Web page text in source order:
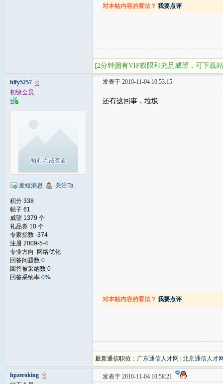
对本帖内容的看法？ 我要点评
[2分钟拥有VIP权限和充足威望，可下载
ltlfy5257
初级会员
发短消息 关注Ta
积分 338
帖子 61
威望 1379 个
礼品券 10 个
专家指数 -374
注册 2009-5-4
专业方向 网络优化
回答问题数 0
回答被采纳数 0
回答采纳率 0%
发表于 2010-11-04 10:53:15
还有这回事，垃圾
对本帖内容的看法？ 我要点评
最新通信职位： 广东通信人才网 北京通信人才
hpzeroking
发表于 2010-11-04 10:58:21